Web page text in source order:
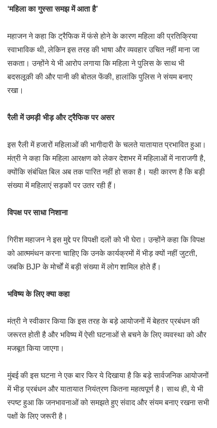
‘महिला का गुस्सा समझ में आता है’
महाजन ने कहा कि ट्रैफिक में फंसे होने के कारण महिला की प्रतिक्रिया
स्वाभाविक थी, लेकिन इस तरह की भाषा और व्यवहार उचित नहीं माना जा
सकता। उन्होंने ये भी आरोप लगाया कि महिला ने पुलिस के साथ भी
बदसलूकी की और पानी की बोतल फेंकी, हालांकि पुलिस ने संयम बनाए
रखा।
रैली में उमड़ी भीड़ और ट्रैफिक पर असर
इस रैली में हजारों महिलाओं की भागीदारी के चलते यातायात प्रभावित हुआ।
मंत्री ने कहा कि महिला आरक्षण को लेकर देशभर में महिलाओं में नाराजगी है,
क्योंकि संबंधित बिल अब तक पारित नहीं हो सका है। यही कारण है कि बड़ी
संख्या में महिलाएं सड़कों पर उतर रही हैं।
विपक्ष पर साधा निशाना
गिरीश महाजन ने इस मुद्दे पर विपक्षी दलों को भी घेरा। उन्होंने कहा कि विपक्ष
को आत्ममंथन करना चाहिए कि उनके कार्यक्रमों में भीड़ क्यों नहीं जुटती,
जबकि BJP के मोर्चों में बड़ी संख्या में लोग शामिल होते हैं।
भविष्य के लिए क्या कहा
मंत्री ने स्वीकार किया कि इस तरह के बड़े आयोजनों में बेहतर प्रबंधन की
जरूरत होती है और भविष्य में ऐसी घटनाओं से बचने के लिए व्यवस्था को और
मजबूत किया जाएगा।
मुंबई की इस घटना ने एक बार फिर ये दिखाया है कि बड़े सार्वजनिक आयोजनों
में भीड़ प्रबंधन और यातायात नियंत्रण कितना महत्वपूर्ण है। साथ ही, ये भी
स्पष्ट हुआ कि जनभावनाओं को समझते हुए संवाद और संयम बनाए रखना सभी
पक्षों के लिए जरूरी है।